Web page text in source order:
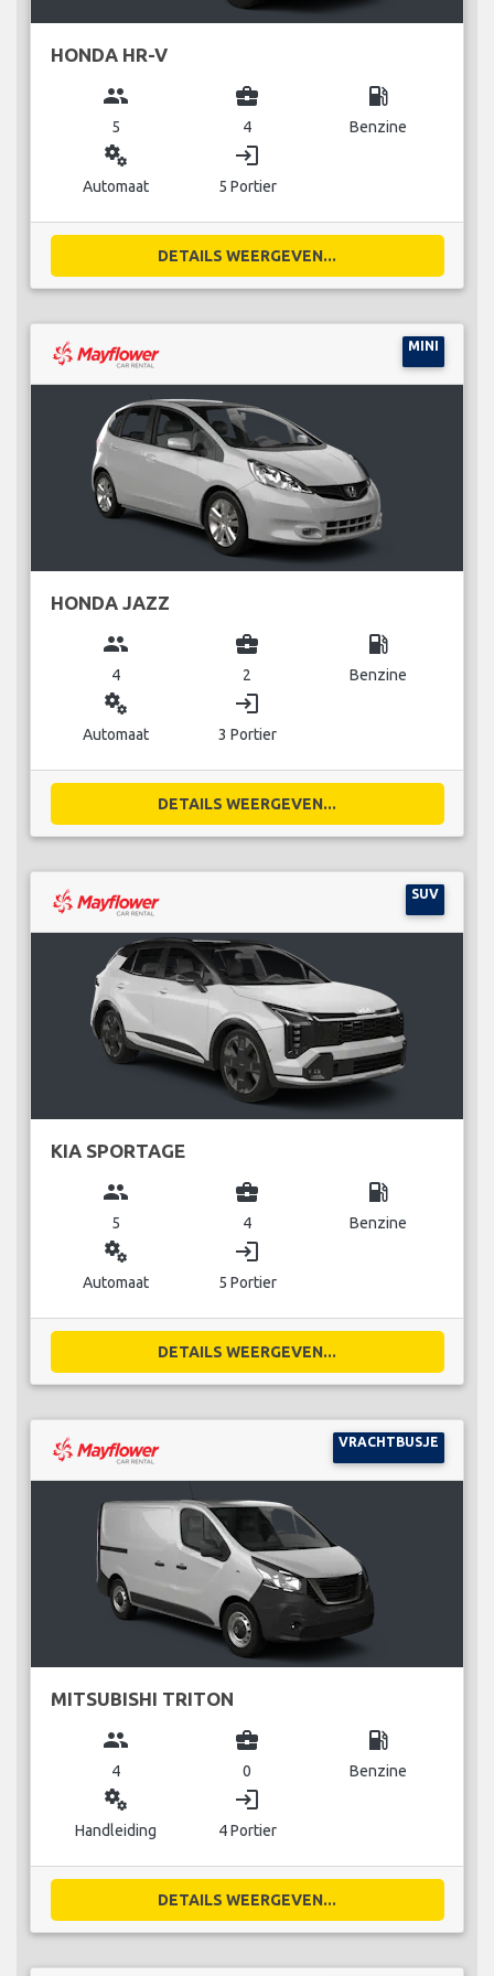
HONDA HR-V
group
5
business_center
4
local_gas_station
Benzine
miscellaneous_services
Automaat
login
5 Portier
DETAILS WEERGEVEN...
MINI
HONDA JAZZ
group
4
business_center
2
local_gas_station
Benzine
miscellaneous_services
Automaat
login
3 Portier
DETAILS WEERGEVEN...
SUV
KIA SPORTAGE
group
5
business_center
4
local_gas_station
Benzine
miscellaneous_services
Automaat
login
5 Portier
DETAILS WEERGEVEN...
VRACHTBUSJE
MITSUBISHI TRITON
group
4
business_center
0
local_gas_station
Benzine
miscellaneous_services
Handleiding
login
4 Portier
DETAILS WEERGEVEN...